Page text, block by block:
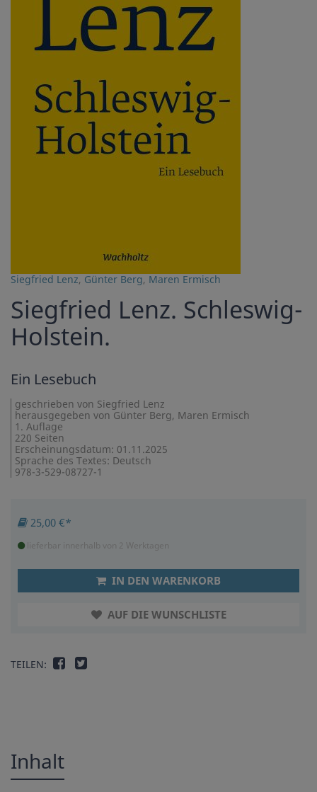
Siegfried Lenz, Günter Berg, Maren Ermisch
Siegfried Lenz. Schleswig-
Holstein.
Ein Lesebuch
geschrieben von Siegfried Lenz
herausgegeben von Günter Berg, Maren Ermisch
1. Auflage
220 Seiten
Erscheinungsdatum: 01.11.2025
Sprache des Textes: Deutsch
978-3-529-08727-1
25,00 €*
lieferbar innerhalb von 2 Werktagen
IN DEN WARENKORB
AUF DIE WUNSCHLISTE
TEILEN:
Inhalt